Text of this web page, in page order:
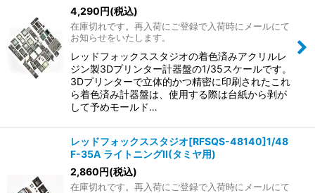
4,290円(税込)
在庫切れです。再入荷にご登録で入荷時にメールにて
お知らせをいたします。
レッドフォックススタジオの着色済みアクリルレ
ジン製3Dプリンター計器盤の1/35スケールです。
3Dプリンターで立体的かつ精密に印刷されたこれ
ら着色済み計器盤は、使用する際は台紙から剥が
して予めモールド…
レッドフォックススタジオ[RFSQS-48140]1/48
F-35A ライトニングII(タミヤ用)
2,860円(税込)
在庫切れです。再入荷にご登録で入荷時にメールにて